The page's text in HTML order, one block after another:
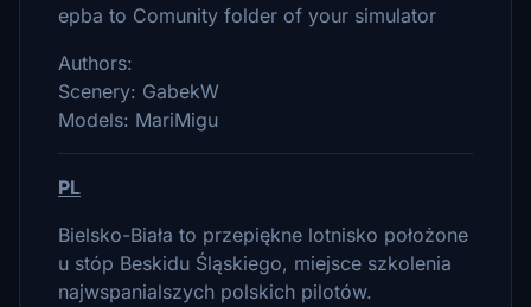
epba to Comunity folder of your simulator
Authors:
Scenery: GabekW
Models: MariMigu
PL
Bielsko-Biała to przepiękne lotnisko położone
u stóp Beskidu Śląskiego, miejsce szkolenia
najwspanialszych polskich pilotów.